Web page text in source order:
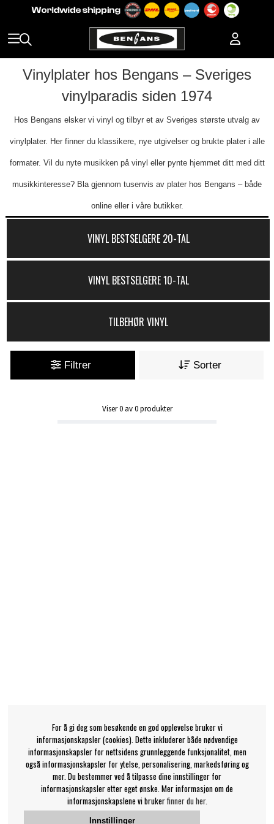
Vinylplater hos Bengans – Sveriges
vinylparadis siden 1974
Hos Bengans elsker vi vinyl og tilbyr et av Sveriges største utvalg av
vinylplater. Her finner du klassikere, nye utgivelser og brukte plater i alle
formater. Vil du nyte musikken på vinyl eller pynte hjemmet ditt med ditt
musikkinteresse? Bla gjennom tusenvis av plater hos Bengans – både
online eller i våre butikker.
VINYL BESTSELGERE 20-TAL
VINYL BESTSELGERE 10-TAL
TILBEHØR VINYL
Filtrer Sorter
Viser0av0produkter
For å gi deg som besøkende en god opplevelse bruker vi
informasjonskapsler (cookies). Dette inkluderer både nødvendige
informasjonskapsler for nettsidens grunnleggende funksjonalitet, men
også informasjonskapsler for ytelse, personalisering, markedsføring og
mer. Du bestemmer ved å tilpasse dine innstillinger for
informasjonskapsler etter eget ønske. Mer informasjon om de
informasjonskapslene vi brukerfinner du her.
Innstillinger